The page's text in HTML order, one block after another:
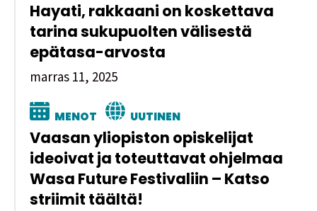
Hayati, rakkaani on koskettava
tarina sukupuolten välisestä
epätasa-arvosta
marras 11, 2025
MENOT UUTINEN
Vaasan yliopiston opiskelijat
ideoivat ja toteuttavat ohjelmaa
Wasa Future Festivaliin – Katso
striimit täältä!